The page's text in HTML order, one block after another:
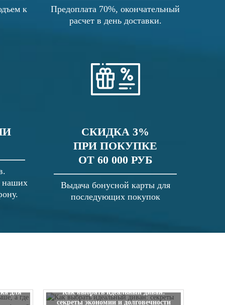
к
Предоплата 70%, окончательный
расчет в день доставки.
наших
СКИДКА 3%
ПРИ ПОКУПКЕ
ОТ 60 000 РУБ
Выдача бонусной карты для
последующих покупок
для
Как выбрать идеальный диван:
секреты экономии и долговечности